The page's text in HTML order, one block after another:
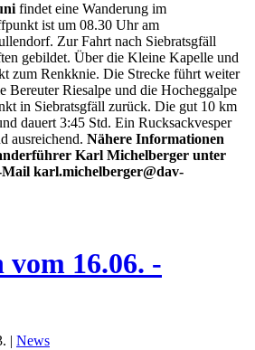
findet eine Wanderung im
ist um 08.30 Uhr am
Zur Fahrt nach Siebratsgfäll
gebildet. Über die Kleine Kapelle und
zum Renkknie. Die Strecke führt weiter
Bereuter Riesalpe und die Hocheggalpe
in Siebratsgfäll zurück. Die gut 10 km
dauert 3:45 Std. Ein Rucksackvesper
ausreichend. Nähere Informationen
Karl Michelberger unter
Mail karl.michelberger@dav-
16.06. -
| News